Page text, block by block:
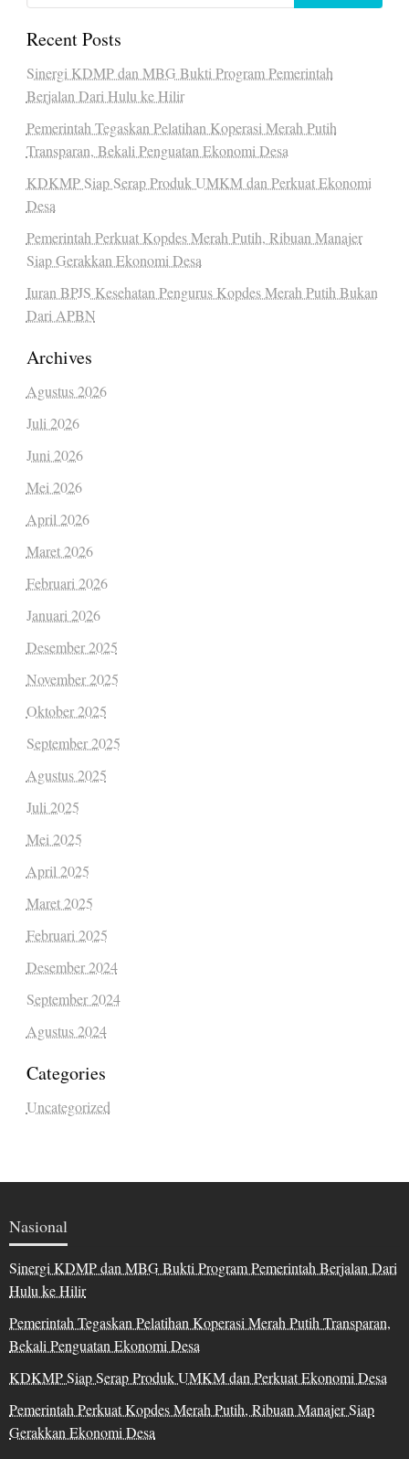
Recent Posts
Sinergi KDMP dan MBG Bukti Program Pemerintah
Berjalan Dari Hulu ke Hilir
Pemerintah Tegaskan Pelatihan Koperasi Merah Putih
Transparan, Bekali Penguatan Ekonomi Desa
KDKMP Siap Serap Produk UMKM dan Perkuat Ekonomi
Desa
Pemerintah Perkuat Kopdes Merah Putih, Ribuan Manajer
Siap Gerakkan Ekonomi Desa
Iuran BPJS Kesehatan Pengurus Kopdes Merah Putih Bukan
Dari APBN
Archives
Agustus 2026
Juli 2026
Juni 2026
Mei 2026
April 2026
Maret 2026
Februari 2026
Januari 2026
Desember 2025
November 2025
Oktober 2025
September 2025
Agustus 2025
Juli 2025
Mei 2025
April 2025
Maret 2025
Februari 2025
Desember 2024
September 2024
Agustus 2024
Categories
Uncategorized
Nasional
Sinergi KDMP dan MBG Bukti Program Pemerintah Berjalan Dari
Hulu ke Hilir
Pemerintah Tegaskan Pelatihan Koperasi Merah Putih Transparan,
Bekali Penguatan Ekonomi Desa
KDKMP Siap Serap Produk UMKM dan Perkuat Ekonomi Desa
Pemerintah Perkuat Kopdes Merah Putih, Ribuan Manajer Siap
Gerakkan Ekonomi Desa